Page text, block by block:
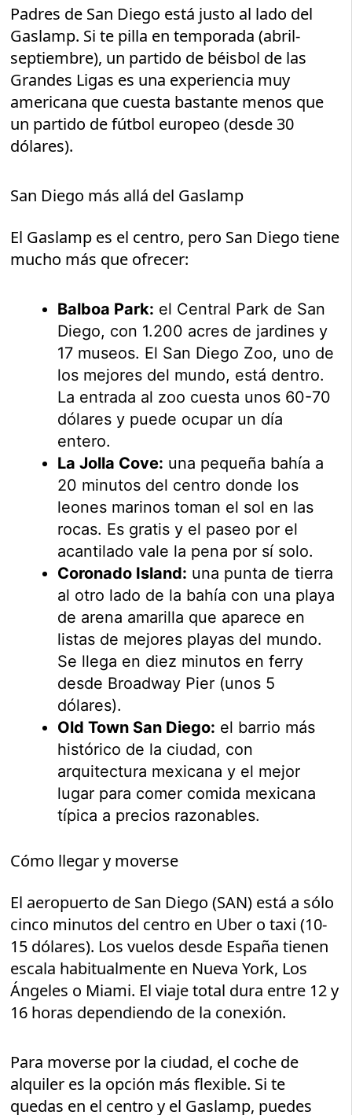
Padres de San Diego está justo al lado del
Gaslamp. Si te pilla en temporada (abril-
septiembre), un partido de béisbol de las
Grandes Ligas es una experiencia muy
americana que cuesta bastante menos que
un partido de fútbol europeo (desde 30
dólares).
San Diego más allá del Gaslamp
El Gaslamp es el centro, pero San Diego tiene
mucho más que ofrecer:
Balboa Park: el Central Park de San
Diego, con 1.200 acres de jardines y
17 museos. El San Diego Zoo, uno de
los mejores del mundo, está dentro.
La entrada al zoo cuesta unos 60-70
dólares y puede ocupar un día
entero.
La Jolla Cove: una pequeña bahía a
20 minutos del centro donde los
leones marinos toman el sol en las
rocas. Es gratis y el paseo por el
acantilado vale la pena por sí solo.
Coronado Island: una punta de tierra
al otro lado de la bahía con una playa
de arena amarilla que aparece en
listas de mejores playas del mundo.
Se llega en diez minutos en ferry
desde Broadway Pier (unos 5
dólares).
Old Town San Diego: el barrio más
histórico de la ciudad, con
arquitectura mexicana y el mejor
lugar para comer comida mexicana
típica a precios razonables.
Cómo llegar y moverse
El aeropuerto de San Diego (SAN) está a sólo
cinco minutos del centro en Uber o taxi (10-
15 dólares). Los vuelos desde España tienen
escala habitualmente en Nueva York, Los
Ángeles o Miami. El viaje total dura entre 12 y
16 horas dependiendo de la conexión.
Para moverse por la ciudad, el coche de
alquiler es la opción más flexible. Si te
quedas en el centro y el Gaslamp, puedes